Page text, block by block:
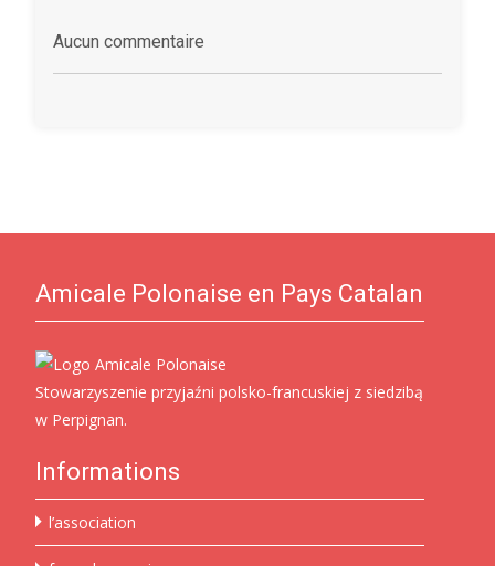
Aucun commentaire
Amicale Polonaise en Pays Catalan
Stowarzyszenie przyjaźni polsko-francuskiej z siedzibą
w Perpignan.
Informations
l’association